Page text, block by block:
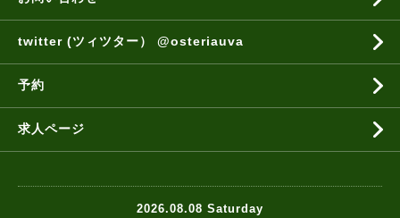
twitter (ツィツター） @osteriauva
予約
求人ページ
2026.08.08 Saturday